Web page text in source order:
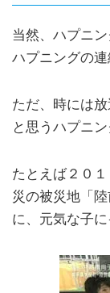
当然、ハプニ
ハプニングの連
ただ、時には
と思うハプニ
たとえば２０
災の被災地「
に、元気な子